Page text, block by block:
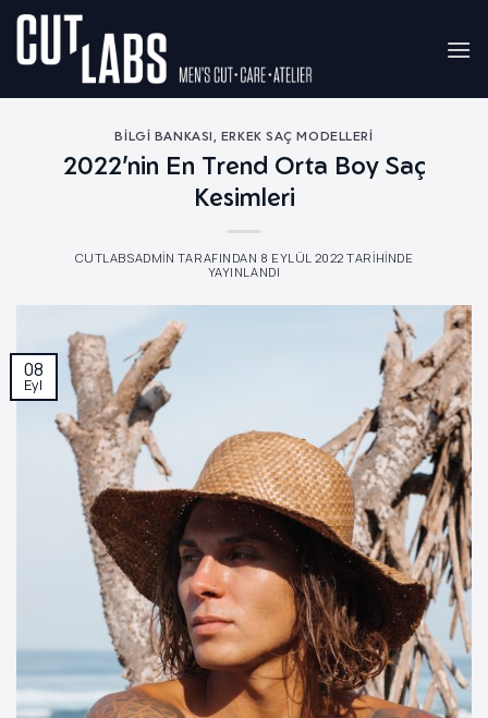
İçeriğe
BILGI BANKASI, ERKEK SAÇ MODELLERI
2022’nin En Trend Orta Boy Saç
Kesimleri
CUTLABSADMIN TARAFINDAN 8 EYLÜL 2022 TARIHINDE
YAYINLANDI
08
Eyl